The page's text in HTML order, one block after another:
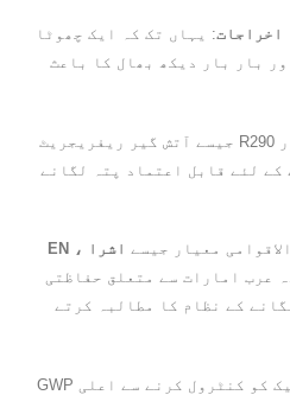
اخراجات: یہاں تک کہ ایک چھوٹا
بار بار دیکھ بھال کا باعث
: R32 اور R290 جیسے آتش گیر ریفریجریٹ
کے لئے قابل اعتماد پتہ لگانے
معیار جیسے
اشرا ، EN
عرب امارات سے متعلق حفاظتی
کے نظام کا مطالبہ کرتے
: لیک کو کنٹرول کرنے سے اعلی GWP